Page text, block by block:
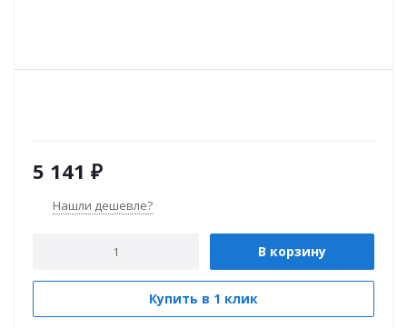
5 141 ₽
Нашли дешевле?
В корзину
Купить в 1 клик